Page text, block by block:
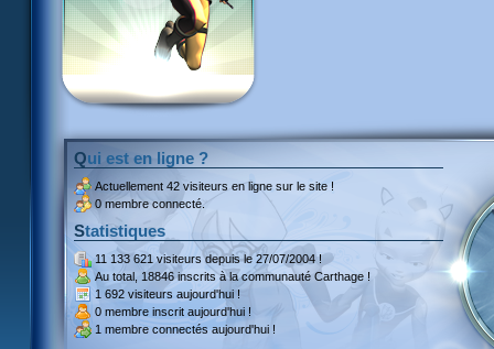
Qui est en ligne ?
Actuellement 42 visiteurs en ligne sur le site !
0 membre connecté.
Statistiques
11 133 621 visiteursdepuis le 27/07/2004 !
Au total, 18846 inscritsà la communauté Carthage !
1 692 visiteurs aujourd'hui !
0 membre inscrit aujourd'hui !
1 membre connectés aujourd'hui !